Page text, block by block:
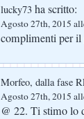
lucky73 ha scritto:
Agosto 27th, 2015
complimenti per il
Morfeo, dalla fase
Agosto 27th, 2015
@ 22. Ti stimo lo